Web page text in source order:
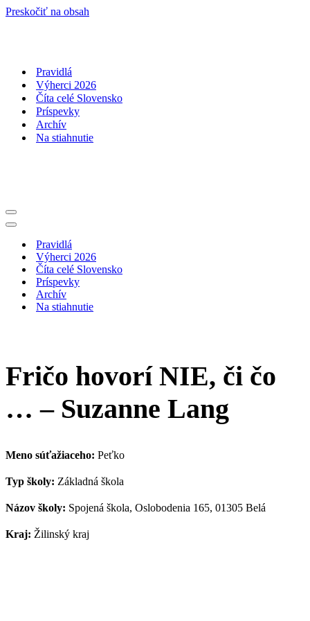
Preskočiť na obsah
Pravidlá
Výherci 2026
Číta celé Slovensko
Príspevky
Archív
Na stiahnutie
Menu
navigácie
Menu
navigáciePravidlá
Výherci 2026
Číta celé Slovensko
Príspevky
Archív
Na stiahnutie
Fričo hovorí NIE, či čo
… – Suzanne Lang
Meno súťažiaceho: Peťko
Typ školy: Základná škola
Názov školy: Spojená škola, Oslobodenia 165, 01305 Belá
Kraj: Žilinský kraj